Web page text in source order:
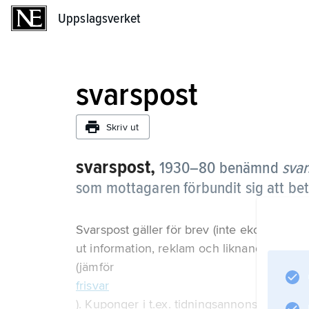
Uppslagsverket
svarspost
Skriv ut
svarspost, 1930–80 benämnd
som mottagaren förbundit sig att
Svarspost gäller för brev (inte
ut information, reklam och liknande och
(jämför
frisvar
). Kuponger i t.ex. tidningsannonser och